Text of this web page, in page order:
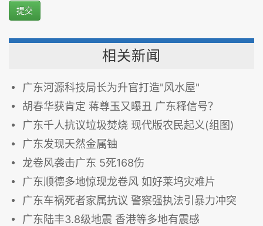
提交
相关新闻
广东河源科技局长为升官打造"风水屋"
胡春华获肯定 蒋尊玉又曝丑 广东释信号？
广东千人抗议垃圾焚烧 现代版农民起义(组图)
广东发现天然金属铀
龙卷风袭击广东 5死168伤
广东顺德多地惊现龙卷风 如好莱坞灾难片
广东车祸死者家属抗议 警察强执法引暴力冲突
广东陆丰3.8级地震 香港等多地有震感